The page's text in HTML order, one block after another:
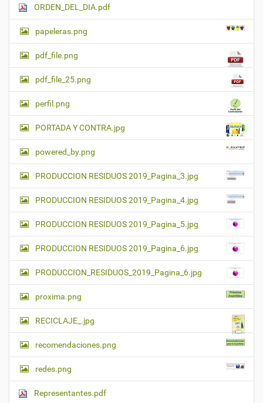
ORDEN_DEL_DIA.pdf
papeleras.png
pdf_file.png
pdf_file_25.png
perfil.png
PORTADA Y CONTRA.jpg
powered_by.png
PRODUCCION RESIDUOS 2019_Pagina_3.jpg
PRODUCCION RESIDUOS 2019_Pagina_4.jpg
PRODUCCION RESIDUOS 2019_Pagina_5.jpg
PRODUCCION RESIDUOS 2019_Pagina_6.jpg
PRODUCCION_RESIDUOS_2019_Pagina_6.jpg
proxima.png
RECICLAJE_.jpg
recomendaciones.png
redes.png
Representantes.pdf